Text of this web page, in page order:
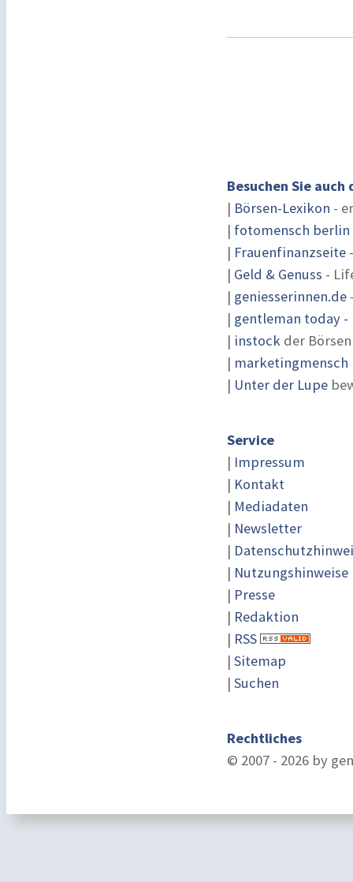
Besuchen Sie
| Börsen-Lexikon -
| fotomensch berlin
| Frauenfinanzseite
| Geld & Genuss -
| geniesserinnen.de
| gentleman today -
| instock der
|
| Unter der Lupe
Service
| Impressum
| Kontakt
| Mediadaten
| Newsletter
|
| Nutzungshinweise
| Presse
| Redaktion
| RSS
| Sitemap
| Suchen
Rechtliches
© 2007 - 2026 by